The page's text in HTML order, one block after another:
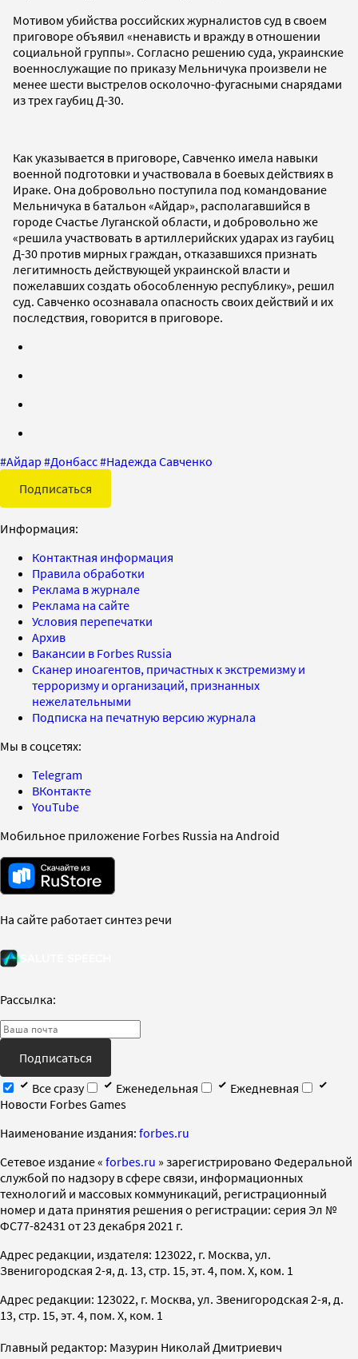
Мотивом убийства российских журналистов суд в своем
приговоре объявил «ненависть и вражду в отношении
социальной группы». Согласно решению суда, украинские
военнослужащие по приказу Мельничука произвели не
менее шести выстрелов осколочно-фугасными снарядами
из трех гаубиц Д-30.
Как указывается в приговоре, Савченко имела навыки
военной подготовки и участвовала в боевых действиях в
Ираке. Она добровольно поступила под командование
Мельничука в батальон «Айдар», располагавшийся в
городе Счастье Луганской области, и добровольно же
«решила участвовать в артиллерийских ударах из гаубиц
Д-30 против мирных граждан, отказавшихся признать
легитимность действующей украинской власти и
пожелавших создать обособленную республику», решил
суд. Савченко осознавала опасность своих действий и их
последствия, говорится в приговоре.
#Айдар #Донбасс#Надежда Савченко
Подписаться
Информация:
Контактная информация
Правила обработки
Реклама в журнале
Реклама на сайте
Условия перепечатки
Архив
Вакансии в Forbes Russia
Сканер иноагентов, причастных к экстремизму и
терроризму и организаций, признанных
нежелательными
Подписка на печатную версию журнала
Мы в соцсетях:
Telegram
ВКонтакте
YouTube
Мобильное приложение Forbes Russia на Android
На сайте работает синтез речи
Рассылка:
Подписаться
Все сразу
Еженедельная
Ежедневная
Новости Forbes Games
Наименование издания: forbes.ru
Cетевое издание « forbes.ru » зарегистрировано Федеральной
службой по надзору в сфере связи, информационных
технологий и массовых коммуникаций, регистрационный
номер и дата принятия решения о регистрации: серия Эл №
ФС77-82431 от 23 декабря 2021 г.
Адрес редакции, издателя: 123022, г. Москва, ул.
Звенигородская 2-я, д. 13, стр. 15, эт. 4, пом. X, ком. 1
Адрес редакции: 123022, г. Москва, ул. Звенигородская 2-я, д.
13, стр. 15, эт. 4, пом. X, ком. 1
Главный редактор: Мазурин Николай Дмитриевич